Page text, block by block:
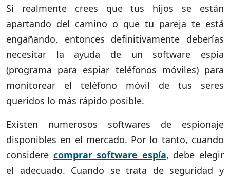
Si realmente crees que tus hijos se están
apartando del camino o que tu pareja te está
engañando, entonces definitivamente deberías
necesitar la ayuda de un software espía
(programa para espiar teléfonos móviles) para
monitorear el teléfono móvil de tus seres
queridos lo más rápido posible.
Existen numerosos softwares de espionaje
disponibles en el mercado. Por lo tanto, cuando
considere comprar software espía, debe elegir
el adecuado. Cuando se trata de seguridad y